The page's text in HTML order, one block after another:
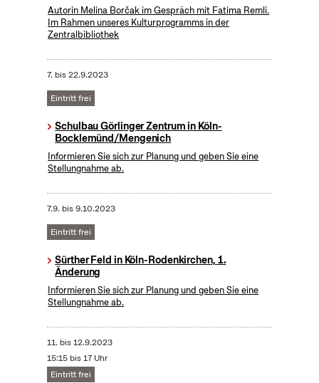
Autorin Melina Borčak im Gespräch mit Fatima Remli.
Im Rahmen unseres Kulturprogramms in der
Zentralbibliothek
7. bis22.9.2023
Eintritt frei
Schulbau Görlinger Zentrum in Köln-
Bocklemünd/Mengenich
Informieren Sie sich zur Planung und geben Sie eine
Stellungnahme ab.
7.9. bis9.10.2023
Eintritt frei
Sürther Feld in Köln-Rodenkirchen, 1.
Änderung
Informieren Sie sich zur Planung und geben Sie eine
Stellungnahme ab.
11. bis12.9.2023
15:15 bis 17 Uhr
Eintritt frei